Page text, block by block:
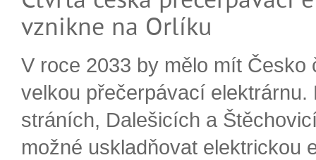
vznikne na Orlíku
V roce 2033 by mělo mít Česko
velkou přečerpávací elektrárnu.
stráních, Dalešicích a
možné uskladňovat elektrickou